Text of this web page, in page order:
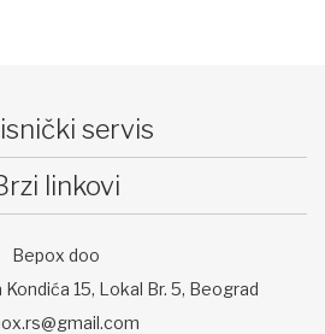
servis
linkovi
Bepox doo
15, Lokal Br. 5, Beograd